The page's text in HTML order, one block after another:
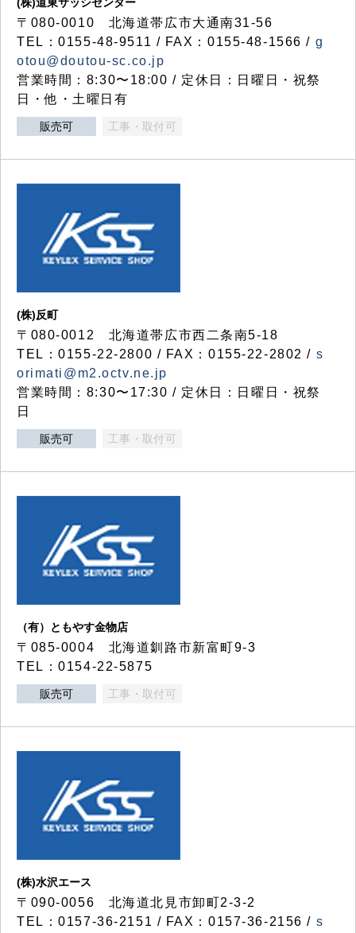
〒080-0010 北海道帯広市大通南31-56
TEL：0155-48-9511 / FAX：0155-48-1566 / g
otou@doutou-sc.co.jp
営業時間：8:30〜18:00 / 定休日：日曜日・祝祭
日・他・土曜日有
販売可 工事・取付可
(株)反町
〒080-0012 北海道帯広市西二条南5-18
TEL：0155-22-2800 / FAX：0155-22-2802 / s
orimati@m2.octv.ne.jp
営業時間：8:30〜17:30 / 定休日：日曜日・祝祭
日
販売可 工事・取付可
（有）ともやす金物店
〒085-0004 北海道釧路市新富町9-3
TEL：0154-22-5875
販売可 工事・取付可
(株)水沢エース
〒090-0056 北海道北見市卸町2-3-2
TEL：0157-36-2151 / FAX：0157-36-2156 / s